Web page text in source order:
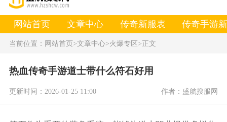
网站首页 文章中心 传奇新服表 传奇手游
当前位置： 网站首页>文章中心>火爆专区>正文
热血传奇手游道士带什么符石好用
更新时间：2026-01-25 11:00 作者：盛航搜服网